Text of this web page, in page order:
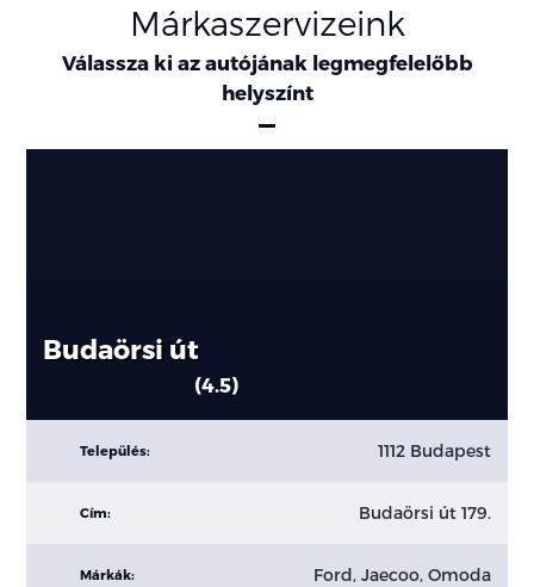
Márkaszervizeink
Válassza ki az autójának legmegfelelőbb
helyszínt
Budaörsi út
4.5
Település: 1112 Budapest
Cím: Budaörsi út 179.
Márkák: Ford, Jaecoo, Omoda